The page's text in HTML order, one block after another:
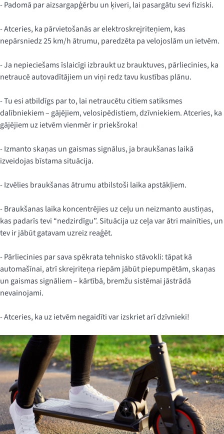
- Padomā par aizsargapģērbu un ķiveri, lai pasargātu sevi fiziski.
- Atceries, ka pārvietošanās ar elektroskrejriteņiem, kas
nepārsniedz 25 km/h ātrumu, paredzēta pa velojoslām un ietvēm.
- Ja nepieciešams īslaicīgi izbraukt uz brauktuves, pārliecinies, ka
netraucē autovadītājiem un viņi redz tavu kustības plānu.
- Tu esi atbildīgs par to, lai netraucētu citiem satiksmes
dalībniekiem – gājējiem, velosipēdistiem, dzīvniekiem. Atceries, ka
gājējiem uz ietvēm vienmēr ir priekšroka!
- Izmanto skaņas un gaismas signālus, ja braukšanas laikā
izveidojas bīstama situācija.
- Izvēlies braukšanas ātrumu atbilstoši laika apstākļiem.
- Braukšanas laika koncentrējies uz ceļu un neizmanto austiņas,
kas padarīs tevi “nedzirdīgu”. Situācija uz ceļa var ātri mainīties, un
tev ir jābūt gatavam uzreiz reaģēt.
- Pārliecinies par sava spēkrata tehnisko stāvokli: tāpat kā
automašīnai, atrī skrejriteņa riepām jābūt piepumpētām, skaņas
un gaismas signāliem – kārtībā, bremžu sistēmai jāstrādā
nevainojami.
- Atceries, ka uz ietvēm negaidīti var izskriet arī dzīvnieki!